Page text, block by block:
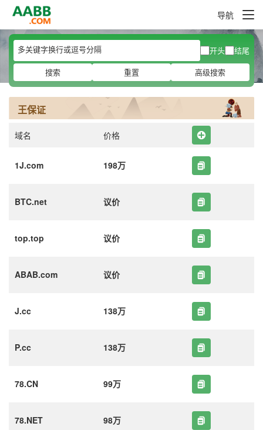
导航
开头
结尾
搜索
重置 高级搜索
王保证
域名 价格
1J.com 198万
BTC.net 议价
top.top 议价
ABAB.com 议价
J.cc 138万
P.cc 138万
78.CN 99万
78.NET 98万